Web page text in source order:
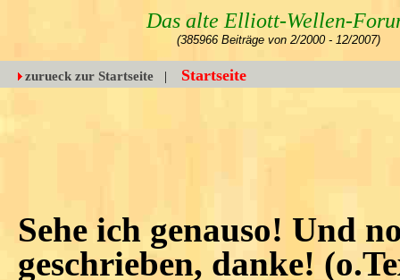
Das alte Elliott-Wellen-
(385966 Beiträge von 2/2000 - 12/2007)
zurueck zur Startseite | Startseite
Sehe ich genauso! Und
geschrieben, danke!